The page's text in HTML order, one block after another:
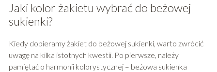
Jaki kolor żakietu wybrać do beżowej
sukienki?
Kiedy dobieramy żakiet do beżowej sukienki, warto zwrócić
uwagę na kilka istotnych kwestii. Po pierwsze, należy
pamiętać o harmonii kolorystycznej – beżowa sukienka